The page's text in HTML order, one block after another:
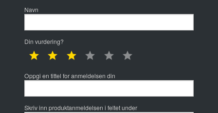
Navn
Din vurdering?
1 star 2 star 3 star 4 star 5 star
Oppgi en tittel for anmeldelsen din
Skriv inn produktanmeldelsen i feltet under